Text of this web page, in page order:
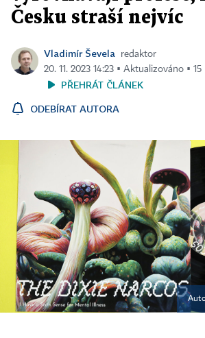
Česku straší nejvíc
Vladimír Ševela
redaktor
20. 11. 2023 14:23 ▪ Aktualizováno ▪
PŘEHRÁT ČLÁNEK
ODEBÍRAT AUTORA